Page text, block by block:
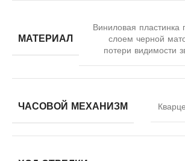
МАТЕРИАЛ
Виниловая пластинка
слоем черной
потери видимости
ЧАСОВОЙ МЕХАНИЗМ